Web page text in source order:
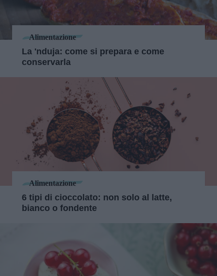
Alimentazione
La 'nduja: come si prepara e come
conservarla
Alimentazione
6 tipi di cioccolato: non solo al latte,
bianco o fondente